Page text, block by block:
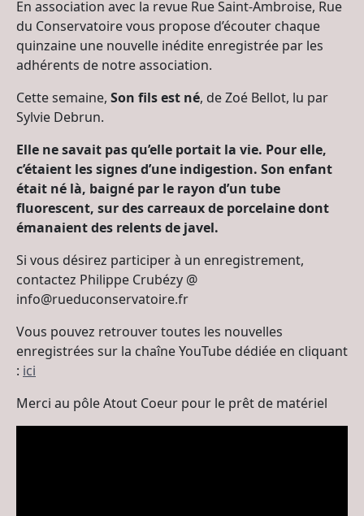
En association avec la revue Rue Saint-Ambroise, Rue
du Conservatoire vous propose d’écouter chaque
quinzaine une nouvelle inédite enregistrée par les
adhérents de notre association.
Cette semaine, Son fils est né, de Zoé Bellot, lu par
Sylvie Debrun.
Elle ne savait pas qu’elle portait la vie. Pour elle,
c’étaient les signes d’une indigestion. Son enfant
était né là, baigné par le rayon d’un tube
fluorescent, sur des carreaux de porcelaine dont
émanaient des relents de javel.
Si vous désirez participer à un enregistrement,
contactez Philippe Crubézy @
info@rueduconservatoire.fr
Vous pouvez retrouver toutes les nouvelles
enregistrées sur la chaîne YouTube dédiée en cliquant
: ici
Merci au pôle Atout Coeur pour le prêt de matériel